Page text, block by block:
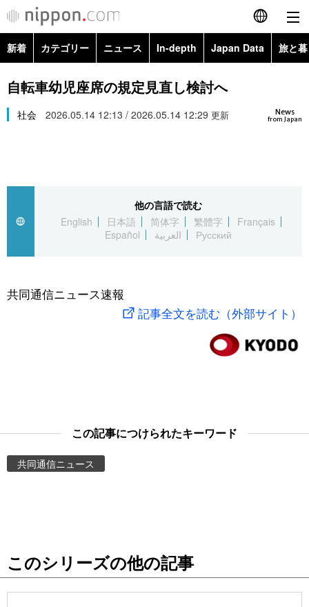
English
简体字
繁體字
العربية
社会
旅と暮らし
東京
新着 カテゴリー ニュース In-depth Japan Data 旅と
政治・外交
経済・ビジネス
社会
文化
科学・技術
暮らし
Images
お知らせ
自転車幼児座席の規定見直し検討へ
News
from Japan
社会 2026.05.14 12:13 / 2026.05.14 12:29 更新
他の言語で読む
English
日本語 简体字 繁體字
Français
Español
العربية Русский
共同通信ニュース速報
記事全文を読む（外部サイト）
この記事につけられたキーワード
共同通信ニュース
このシリーズの他の記事